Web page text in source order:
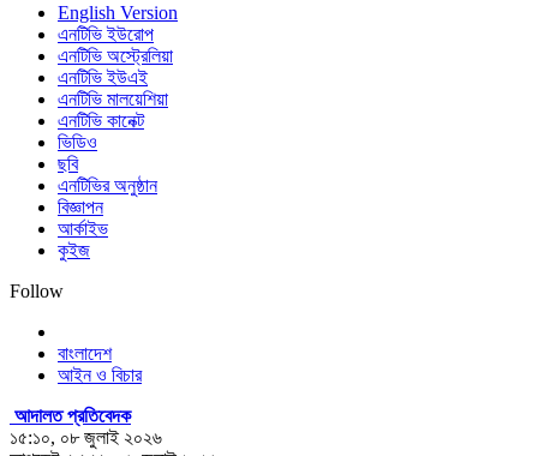
English Version
এনটিভি ইউরোপ
এনটিভি অস্ট্রেলিয়া
এনটিভি ইউএই
এনটিভি মালয়েশিয়া
এনটিভি কানেক্ট
ভিডিও
ছবি
এনটিভির অনুষ্ঠান
বিজ্ঞাপন
আর্কাইভ
কুইজ
Follow
বাংলাদেশ
আইন ও বিচার
আদালত প্রতিবেদক
১৫:১০, ০৮ জুলাই ২০২৬